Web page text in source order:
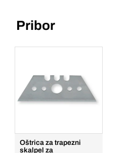
Pribor
Oštrica za trapezni
skalpel za